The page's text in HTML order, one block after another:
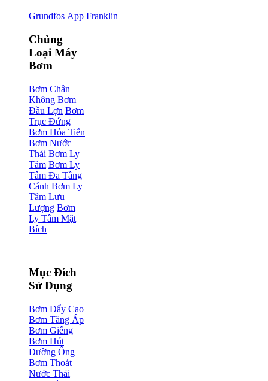
Grundfos App Franklin
Chủng
Loại Máy
Bơm
Bơm Chân
Không Bơm
Đầu Lợn Bơm
Trục Đứng
Bơm Hỏa Tiễn
Bơm Nước
Thải Bơm Ly
Tâm Bơm Ly
Tâm Đa Tầng
Cánh Bơm Ly
Tâm Lưu
Lượng Bơm
Ly Tâm Mặt
Bích
Mục Đích
Sử Dụng
Bơm Đẩy Cao
Bơm Tăng Áp
Bơm Giếng
Bơm Hút
Đường Ống
Bơm Thoát
Nước Thải